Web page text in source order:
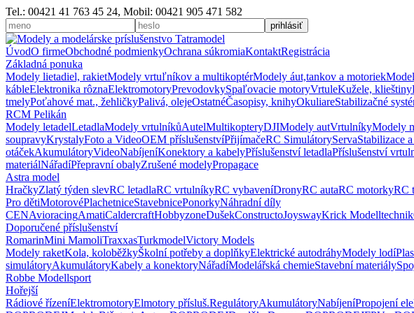
Tel.: 00421 41 763 45 24, Mobil: 00421 905 471 582
ÚvodO firmeObchodné podmienkyOchrana súkromiaKontaktRegistrácia
Základná ponuka
Modely lietadiel, rakietModely vrtuľníkov a multikoptérModely áut,tankov a motoriek
kábleElektronika rôznaElektromotoryPrevodovkySpaľovacie motoryVrtuleKužele, klieštiny
tmelyPoťahové mat., žehličkyPalivá, olejeOstatnéČasopisy, knihyOkuliareStabilizačné
RCM Pelikán
Modely letadelLetadlaModely vrtulníkůAutelMultikopteryDJIModely autVrtulníkyModely
soupravyKrystalyFoto a VideoOEM příslušenstvíPřijímačeRC SimulátoryServaStabilizace
otáčekAkumulátoryVideoNabíjeníKonektory a kabelyPříslušenství letadlaPříslušenství
materiálNářadíPřepravní obalyZrušené modelyPropagace
Astra model
HračkyZlatý týden slevRC letadlaRC vrtulníkyRC vybaveníDronyRC autaRC motorkyRC
Pro dětiMotorovéPlachetniceStavebnicePonorkyNáhradní díly
CENAvioracingAmatiCaldercraftHobbyzoneDušekConstructoJoyswayKrick Modelltechnik
Doporučené příslušenství
RomarinMini MamoliTraxxasTurkmodelVictory Models
Modely raketKola, koloběžkyŠkolní potřeby a doplňkyElektrické autodráhyModely lodí
simulátoryAkumulátoryKabely a konektoryNářadíModelářská chemieStavební materiály
Robbe Modellsport
Hořejší
Rádiové řízeníElektromotoryElmotory přísluš.RegulátoryAkumulátoryNabíjeníPropojení